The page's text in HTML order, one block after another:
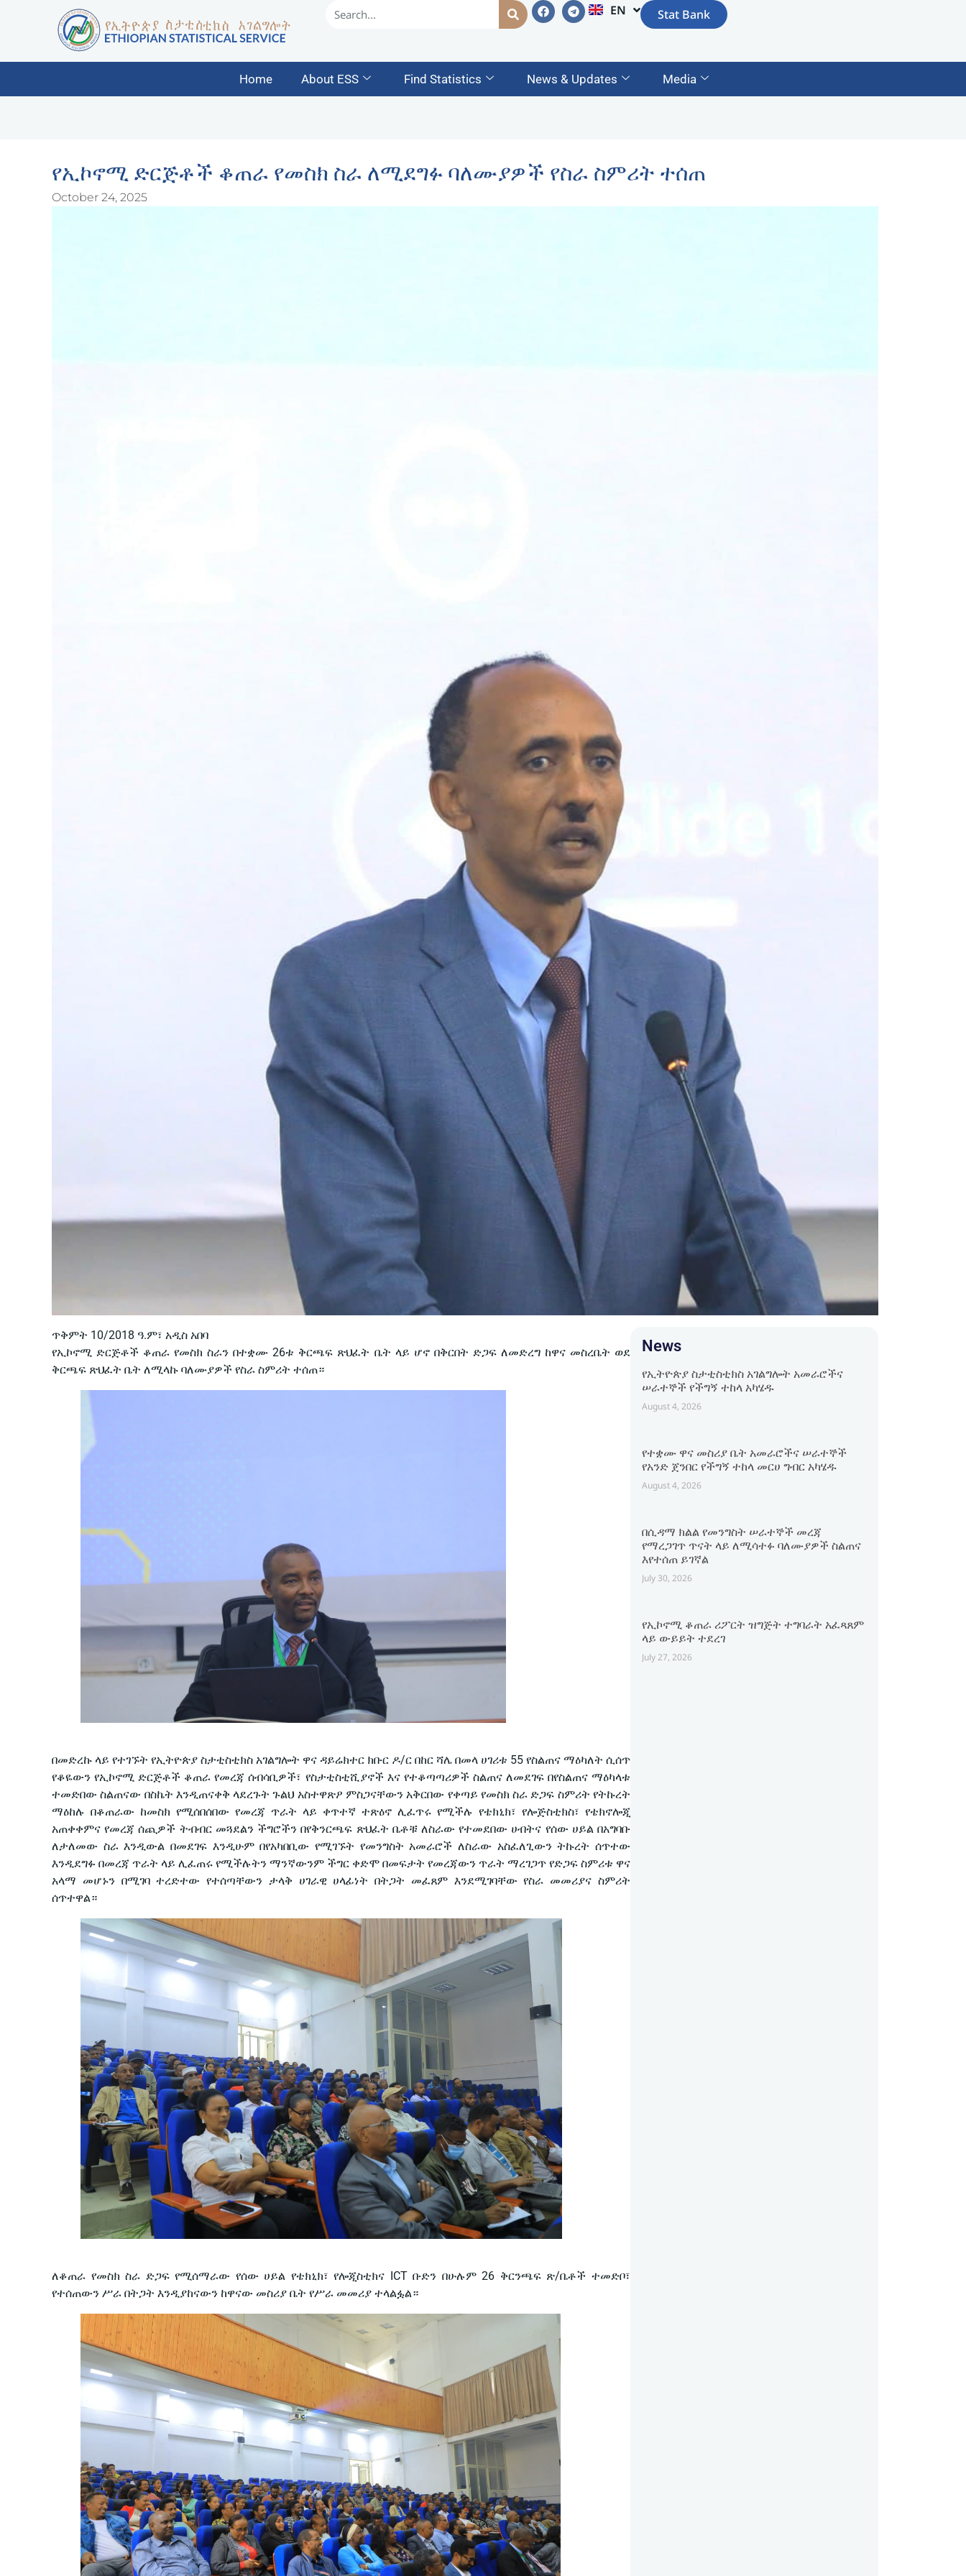
EN
AM Stat Bank
Home About ESS Find Statistics News & Updates Media
የኢኮኖሚ ድርጅቶች ቆጠራ የመስክ ስራ ለሚደግፉ ባለሙያዎች የስራ ስምሪት ተሰጠ
October 24, 2025
ጥቅምት 10/2018 ዓ.ም፣ አዲስ አበባ
የኢኮኖሚ ድርጅቶች ቆጠራ የመስክ ስራን በተቋሙ 26ቱ ቅርጫፍ ጽህፈት ቤት ላይ ሆኖ በቅርበት ድጋፍ ለመድረግ ከዋና መስረቤት ወደ
ቅርጫፍ ጽህፈት ቤት ለሚላኩ ባለሙያዎች የስራ ስምሪት ተሰጠ።
በመድረኩ ላይ የተገኙት የኢትዮጵያ ስታቲስቲክስ አገልግሎት ዋና ዳይሬክተር ክቡር ዶ/ር በከር ሻሌ በመላ ሀገሪቱ 55 የስልጠና ማዕካለት ሲሰጥ
የቆዬውን የኢኮኖሚ ድርጅቶች ቆጠራ የመረጃ ሰብሳቢዎች፣ የስታቲስቲሺያኖች እና የተቆጣጣሪዎች ስልጠና ለመደገፍ በየስልጠና ማዕካላቱ
ተመድበው ስልጠናው በስኬት እንዲጠናቀቅ ላደረጉት ጉልህ አስተዋጽዖ ምስጋናቸውን አቅርበው የቀጣይ የመስክ ስራ ድጋፍ ስምሪት የትኩረት
ማዕከሉ በቆጠራው ከመስክ የሚሰበሰበው የመረጃ ጥራት ላይ ቀጥተኛ ተጽዕኖ ሊፈጥሩ የሚችሉ የቴክኒክ፣ የሎጅስቲክስ፣ የቴክኖሎጂ
አጠቀቀምና የመረጃ ሰጪዎች ትብብር መጓደልን ችግሮችን በየቅንርጫፍ ጽህፈት ቤቶቹ ለስራው የተመደበው ሀብትና የሰው ሀይል በአግባቡ
ለታለመው ስራ እንዲውል በመደገፍ እንዲሁም በየአካበቢው የሚገኙት የመንግስት አመራሮች ለስራው አስፈለጊውን ትኩረት ሰጥተው
እንዲደግፉ በመረጃ ጥራት ላይ ሊፈጠሩ የሚችሉትን ማንኛውንም ችግር ቀድሞ በመፍታት የመረጃውን ጥራት ማረገጋጥ የድጋፍ ስምሪቱ ዋና
አላማ መሆኑን በሚገባ ተረድተው የተሰጣቸውን ታላቅ ሀገራዊ ሀላፊነት በትጋት መፈጸም እንደሚገባቸው የስራ መመሪያና ስምሪት
ሰጥተዋል።
ለቆጠራ የመስክ ስራ ድጋፍ የሚሰማራው የሰው ሀይል የቴክኒክ፣ የሎጂስቲክና ICT ቡድን በሁሉም 26 ቅርንጫፍ ጽ/ቤቶች ተመድቦ፣
የተሰጠውን ሥራ በትጋት እንዲያከናውን ከዋናው መስሪያ ቤት የሥራ መመሪያ ተላልፏል።
News
የኢትዮጵያ ስታቲስቲክስ አገልግሎት አመራሮችና
ሠራተኞች የችግኝ ተከላ አካሄዱ
August 4, 2026
የተቋሙ ዋና መስሪያ ቤት አመራሮችና ሠራተኞች
የአንድ ጀንበር የችግኝ ተከላ መርሀ ግብር አካሄዱ
August 4, 2026
በሲዳማ ክልል የመንግስት ሠራተኞች መረጃ
የማረጋገጥ ጥናት ላይ ለሚሳተፉ ባለሙያዎች ስልጠና
እየተሰጠ ይገኛል
July 30, 2026
የኢኮኖሚ ቆጠራ ሪፖርት ዝግጅት ተግባራት አፈጻጸም
ላይ ውይይት ተደረገ
July 27, 2026